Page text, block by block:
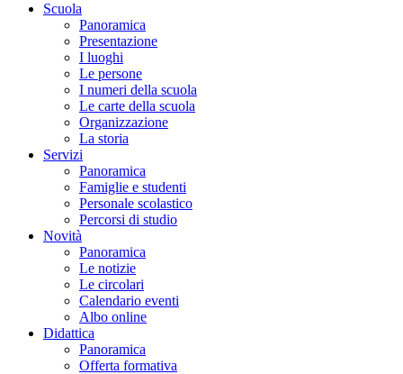
Scuola
Panoramica
Presentazione
I luoghi
Le persone
I numeri della scuola
Le carte della scuola
Organizzazione
La storia
Servizi
Panoramica
Famiglie e studenti
Personale scolastico
Percorsi di studio
Novità
Panoramica
Le notizie
Le circolari
Calendario eventi
Albo online
Didattica
Panoramica
Offerta formativa